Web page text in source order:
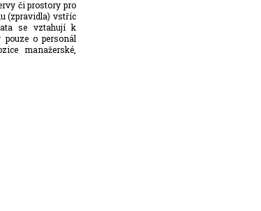
či prostory pro
(zpravidla) vstříc
se vztahují k
o personál
manažerské,